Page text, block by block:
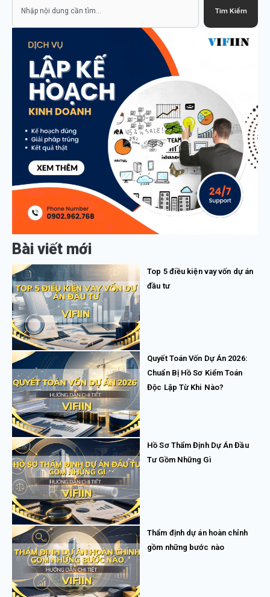
Tìm Kiếm
Bài viết mới
Top 5 điều kiện vay vốn dự án
đầu tư
Quyết Toán Vốn Dự Án 2026:
Chuẩn Bị Hồ Sơ Kiểm Toán
Độc Lập Từ Khi Nào?
Hồ Sơ Thẩm Định Dự Án Đầu
Tư Gồm Những Gì
Thẩm định dự án hoàn chỉnh
gồm những bước nào